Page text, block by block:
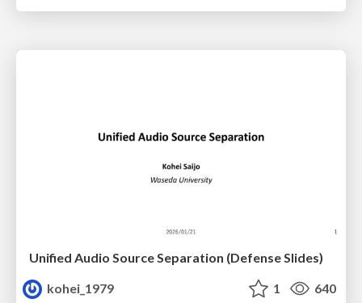
Unified Audio Source Separation (Defense Slides)
kohei_1979
1 640